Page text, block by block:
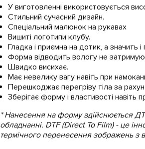
У виготовленні використовується
Стильний сучасний дизайн.
Спеціальний малюнок на рукавах
Вишиті логотипи клубу.
Гладка і приємна на дотик, а значить
Форма відводить вологу не
Швидко висихає.
Має невелику вагу навіть при
Перешкоджає перегріву тіла за
Зберігає форму і властивості навіть
* Нанесення на форму здійснюється
обладнанні. DTF (Direct To Film) - це
термічного перенесення зображень з